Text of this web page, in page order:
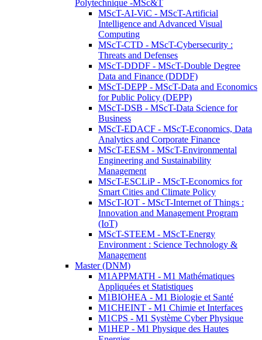
Polytechnique -MSc&T
MScT-AI-ViC - MScT-Artificial
Intelligence and Advanced Visual
Computing
MScT-CTD - MScT-Cybersecurity :
Threats and Defenses
MScT-DDDF - MScT-Double Degree
Data and Finance (DDDF)
MScT-DEPP - MScT-Data and Economics
for Public Policy (DEPP)
MScT-DSB - MScT-Data Science for
Business
MScT-EDACF - MScT-Economics, Data
Analytics and Corporate Finance
MScT-EESM - MScT-Environmental
Engineering and Sustainability
Management
MScT-ESCLiP - MScT-Economics for
Smart Cities and Climate Policy
MScT-IOT - MScT-Internet of Things :
Innovation and Management Program
(IoT)
MScT-STEEM - MScT-Energy
Environment : Science Technology &
Management
Master (DNM)
M1APPMATH - M1 Mathématiques
Appliquées et Statistiques
M1BIOHEA - M1 Biologie et Santé
M1CHEINT - M1 Chimie et Interfaces
M1CPS - M1 Système Cyber Physique
M1HEP - M1 Physique des Hautes